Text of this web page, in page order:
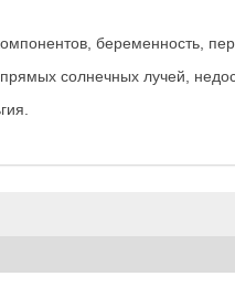
беременность,
солнечных лучей,